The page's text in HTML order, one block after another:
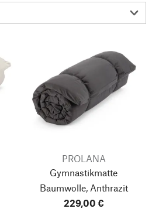
PROLANA
Gymnastikmatte
Baumwolle, Anthrazit
229,00 €